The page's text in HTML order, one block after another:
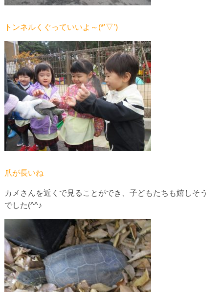
トンネルくぐっていいよ～(*’▽’)
爪が長いね
カメさんを近くで見ることができ、子どもたちも嬉しそう
でした(^^♪